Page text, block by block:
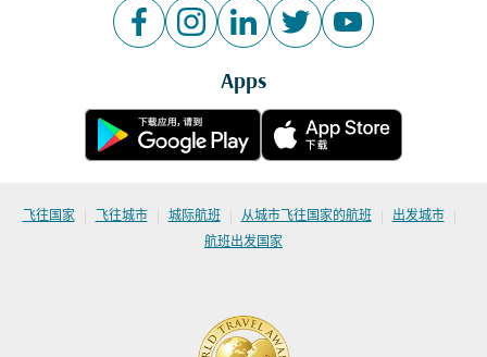
Apps
飞往国家 | 飞往城市 | 城际航班 | 从城市飞往国家的航班 | 出发城市 |
航班出发国家